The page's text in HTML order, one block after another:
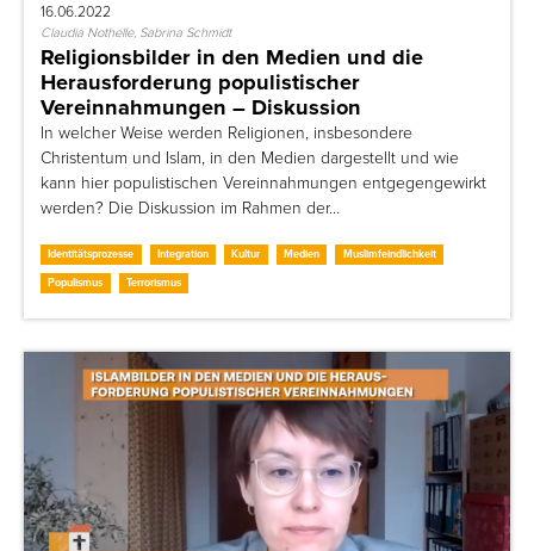
16.06.2022
Claudia Nothelle, Sabrina Schmidt
Religionsbilder in den Medien und die
Herausforderung populistischer
Vereinnahmungen – Diskussion
In welcher Weise werden Religionen, insbesondere
Christentum und Islam, in den Medien dargestellt und wie
kann hier populistischen Vereinnahmungen entgegengewirkt
werden? Die Diskussion im Rahmen der…
Identitätsprozesse Integration Kultur Medien
Muslimfeindlichkeit
Populismus
Terrorismus